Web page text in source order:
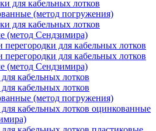
для кабельных лотков
(метод погружения)
для кабельных лотков
(метод Сендзимира)
перегородки для кабельных лотков
перегородки для кабельных лотков
(метод Сендзимира)
кабельных лотков
кабельных лотков
(метод погружения)
кабельных лотков оцинкованные